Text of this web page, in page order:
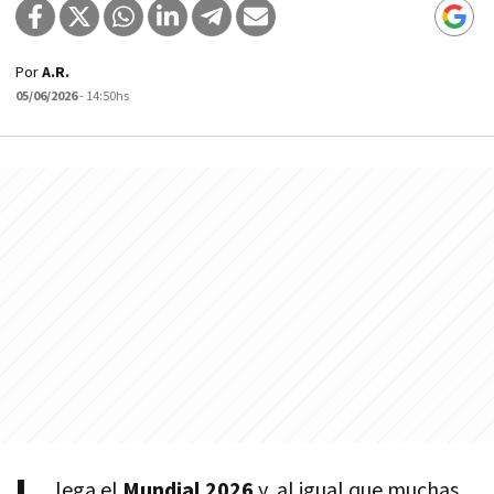
PorA.R.
05/06/2026- 14:50hs